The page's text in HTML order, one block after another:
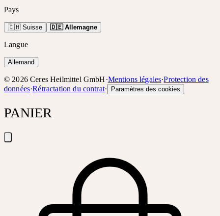
Pays
🇨🇭 Suisse 🇩🇪 Allemagne
Langue
Allemand
© 2026 Ceres Heilmittel GmbH·Mentions légales·Protection des
données·Rétractation du contrat· Paramètres des cookies
PANIER